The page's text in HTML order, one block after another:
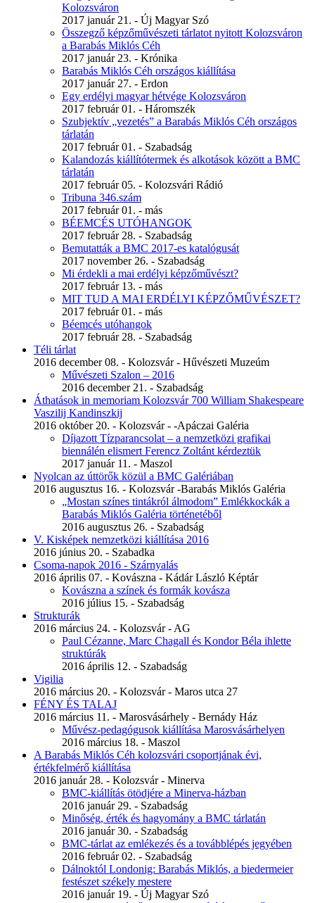
Kolozsváron
2017 január 21. - Új Magyar Szó
Összegző képzőművészeti tárlatot nyitott Kolozsváron
a Barabás Miklós Céh
2017 január 23. - Krónika
Barabás Miklós Céh országos kiállítása
2017 január 27. - Erdon
Egy erdélyi magyar hétvége Kolozsváron
2017 február 01. - Háromszék
Szubjektív „vezetés” a Barabás Miklós Céh országos
tárlatán
2017 február 01. - Szabadság
Kalandozás kiállítótermek és alkotások között a BMC
tárlatán
2017 február 05. - Kolozsvári Rádió
Tribuna 346.szám
2017 február 01. - más
BÉEMCÉS UTÓHANGOK
2017 február 28. - Szabadság
Bemutatták a BMC 2017-es katalógusát
2017 november 26. - Szabadság
Mi érdekli a mai erdélyi képzőművészt?
2017 február 13. - más
MIT TUD A MAI ERDÉLYI KÉPZŐMŰVÉSZET?
2017 február 01. - más
Béemcés utóhangok
2017 február 28. - Szabadság
Téli tárlat
2016 december 08. - Kolozsvár - Hűvészeti Muzeúm
Művészeti Szalon – 2016
2016 december 21. - Szabadság
Áthatások in memoriam Kolozsvár 700 William Shakespeare
Vaszilij Kandinszkij
2016 október 20. - Kolozsvár - -Apáczai Galéria
Díjazott Tízparancsolat – a nemzetközi grafikai
biennálén elismert Ferencz Zoltánt kérdeztük
2017 január 11. - Maszol
Nyolcan az úttörők közül a BMC Galériában
2016 augusztus 16. - Kolozsvár -Barabás Miklós Galéria
„Mostan színes tintákról álmodom” Emlékkockák a
Barabás Miklós Galéria történetéből
2016 augusztus 26. - Szabadság
V. Kisképek nemzetközi kiállítása 2016
2016 június 20. - Szabadka
Csoma-napok 2016 - Szárnyalás
2016 április 07. - Kovászna - Kádár László Képtár
Kovászna a színek és formák kovásza
2016 július 15. - Szabadság
Strukturák
2016 március 24. - Kolozsvár - AG
Paul Cézanne, Marc Chagall és Kondor Béla ihlette
struktúrák
2016 április 12. - Szabadság
Vigilia
2016 március 20. - Kolozsvár - Maros utca 27
FÉNY ÉS TALAJ
2016 március 11. - Marosvásárhely - Bernády Ház
Művész-pedagógusok kiállítása Marosvásárhelyen
2016 március 18. - Maszol
A Barabás Miklós Céh kolozsvári csoportjának évi,
értékfelmérő kiállítása
2016 január 28. - Kolozsvár - Minerva
BMC-kiállítás ötödjére a Minerva-házban
2016 január 29. - Szabadság
Minőség, érték és hagyomány a BMC tárlatán
2016 január 30. - Szabadság
BMC-tárlat az emlékezés és a továbblépés jegyében
2016 február 02. - Szabadság
Dálnoktól Londonig: Barabás Miklós, a biedermeier
festészet székely mestere
2016 január 19. - Új Magyar Szó